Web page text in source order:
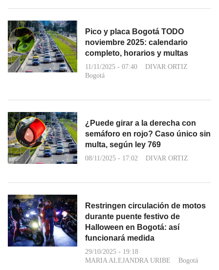
Pico y placa Bogotá TODO
noviembre 2025: calendario
completo, horarios y multas
11/11/2025 - 07:40
DIVAR ORTIZ
Bogotá
¿Puede girar a la derecha con
semáforo en rojo? Caso único sin
multa, según ley 769
08/11/2025 - 17:02 DIVAR ORTIZ
Restringen circulación de motos
durante puente festivo de
Halloween en Bogotá: así
funcionará medida
29/10/2025 - 19:18
MARIA ALEJANDRA URIBE
Bogotá